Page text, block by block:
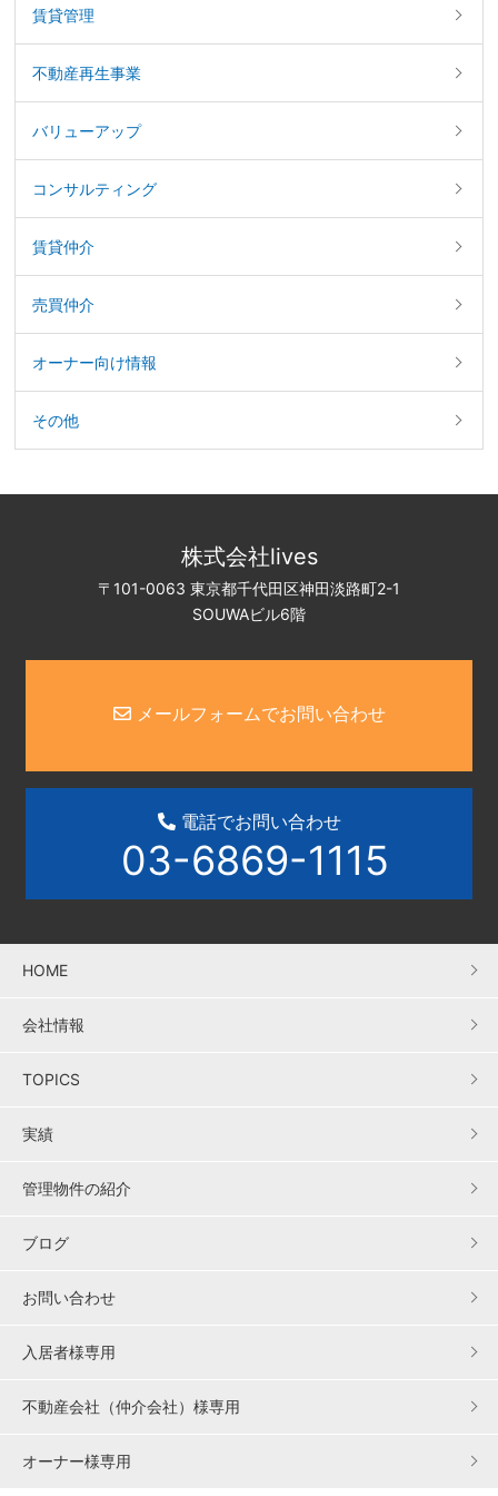
賃貸管理
不動産再生事業
バリューアップ
コンサルティング
賃貸仲介
売買仲介
オーナー向け情報
その他
株式会社lives
〒101-0063 東京都千代田区神田淡路町2-1
SOUWAビル6階
メールフォームでお問い合わせ
電話でお問い合わせ
03-6869-1115
HOME
会社情報
TOPICS
実績
管理物件の紹介
ブログ
お問い合わせ
入居者様専用
不動産会社（仲介会社）様専用
オーナー様専用